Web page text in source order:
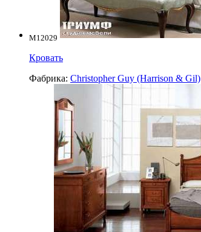
M12029
Кровать
Фабрика: Christopher Guy (Harrison & Gil)